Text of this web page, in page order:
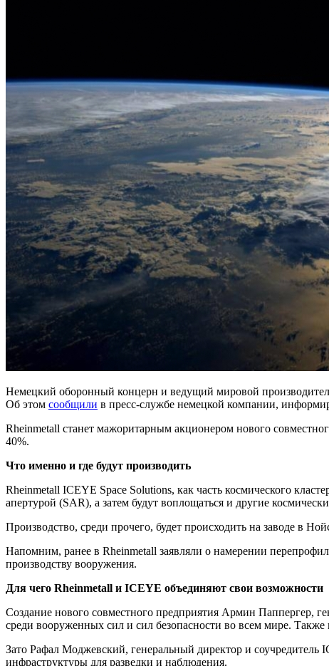
Немецкий оборонный концерн и ведущий мировой
Об этом сообщили в пресс-службе немецкой компании,
Rheinmetall станет мажоритарным акционером нового
40%.
Что именно и где будут производить
Rheinmetall ICEYE Space Solutions, как часть космического
апертурой (SAR), а затем будут воплощаться и другие
Производство, среди прочего, будет происходить на заводе в
Напомним, ранее в Rheinmetall заявляли о намерении
производству вооружения.
Для чего Rheinmetall и ICEYE объединяют свои возможности
Создание нового совместного предприятия Армин Паппергер,
среди вооруженных сил и сил безопасности во всем мире.
Зато Рафал Моджевский, генеральный директор и
инфраструктуры для разведки и наблюдения.